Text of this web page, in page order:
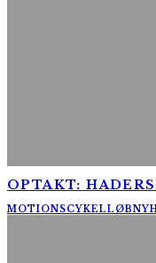
OPTAKT:
MOTIONSCYKELLØB